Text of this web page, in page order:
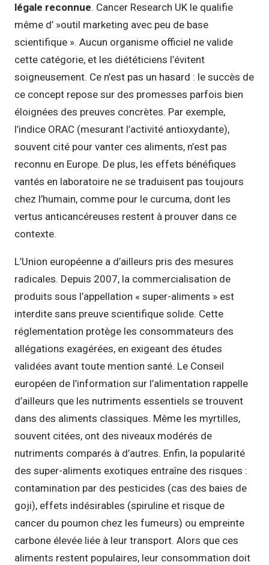
légale reconnue. Cancer Research UK le qualifie
même d’ »outil marketing avec peu de base
scientifique ». Aucun organisme officiel ne valide
cette catégorie, et les diététiciens l’évitent
soigneusement. Ce n’est pas un hasard : le succès de
ce concept repose sur des promesses parfois bien
éloignées des preuves concrètes. Par exemple,
l’indice ORAC (mesurant l’activité antioxydante),
souvent cité pour vanter ces aliments, n’est pas
reconnu en Europe. De plus, les effets bénéfiques
vantés en laboratoire ne se traduisent pas toujours
chez l’humain, comme pour le curcuma, dont les
vertus anticancéreuses restent à prouver dans ce
contexte.
L’Union européenne a d’ailleurs pris des mesures
radicales. Depuis 2007, la commercialisation de
produits sous l’appellation « super-aliments » est
interdite sans preuve scientifique solide. Cette
réglementation protège les consommateurs des
allégations exagérées, en exigeant des études
validées avant toute mention santé. Le Conseil
européen de l’information sur l’alimentation rappelle
d’ailleurs que les nutriments essentiels se trouvent
dans des aliments classiques. Même les myrtilles,
souvent citées, ont des niveaux modérés de
nutriments comparés à d’autres. Enfin, la popularité
des super-aliments exotiques entraîne des risques :
contamination par des pesticides (cas des baies de
goji), effets indésirables (spiruline et risque de
cancer du poumon chez les fumeurs) ou empreinte
carbone élevée liée à leur transport. Alors que ces
aliments restent populaires, leur consommation doit